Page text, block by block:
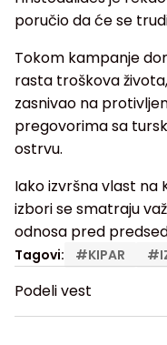
poručio da će se
Tokom kampanje
rasta troškova
zasnivao na
pregovorima sa
ostrvu.
Iako izvršna vlast na
izbori se smatraju
odnosa pred
Tagovi: #KIPAR #
Podeli vest